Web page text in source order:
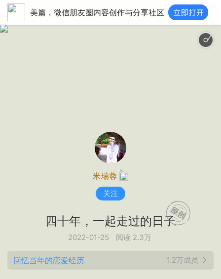
美篇，微信朋友圈内容创作与分享社区
米瑞蓉
关注
四十年，一起走过的日子
2022-01-25 阅读 2.3万
回忆当年的恋爱经历 1.2万成员
致爱丽丝 (钢琴无损